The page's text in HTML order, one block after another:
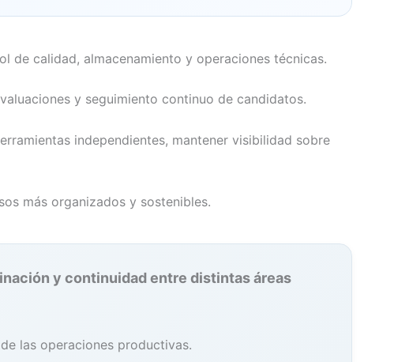
de calidad, almacenamiento y operaciones técnicas.
y seguimiento continuo de candidatos.
independientes, mantener visibilidad sobre
más organizados y sostenibles.
y continuidad entre distintas áreas
las operaciones productivas.